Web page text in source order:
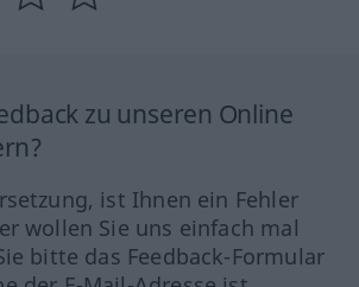
zu unseren Online
ist Ihnen ein Fehler
wollen Sie uns einfach mal
bitte das Feedback-Formular